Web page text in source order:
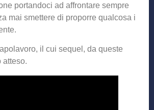
portandoci ad affrontare sempre
mai smettere di proporre qualcosa i
il cui sequel, da queste
atteso.